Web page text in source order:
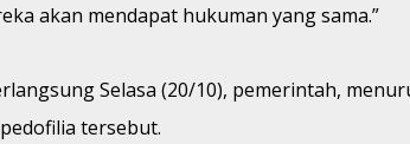
akan mendapat hukuman yang sama.”
Selasa (20/10), pemerintah,
tersebut.